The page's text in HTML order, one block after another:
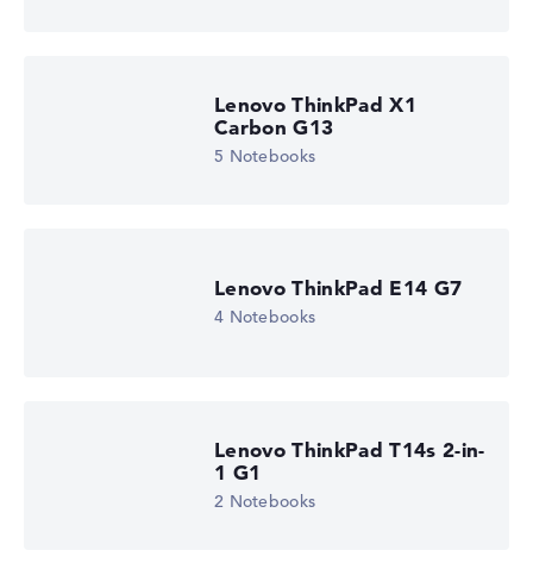
Lenovo ThinkPad X1
Carbon G13
5 Notebooks
Lenovo ThinkPad E14 G7
4 Notebooks
Lenovo ThinkPad T14s 2-in-
1 G1
2 Notebooks